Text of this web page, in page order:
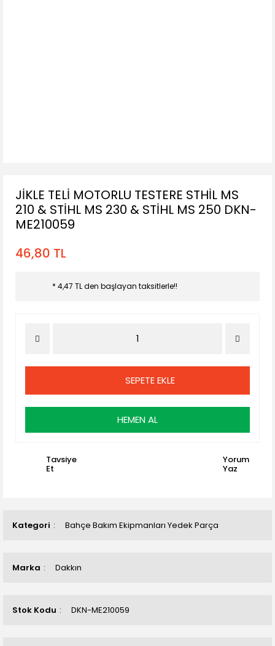
Kategori Bahçe Bakım Ekipmanları Yedek Parça
Marka Dakkın
Stok Kodu DKN-ME210059
JİKLE TELİ MOTORLU TESTERE STHİL MS
210 & STİHL MS 230 & STİHL MS 250 DKN-
ME210059
46,80 TL
* 4,47 TL den başlayan taksitlerle!!
SEPETE EKLE
HEMEN AL
Tavsiye
Et
Yorum
Yaz